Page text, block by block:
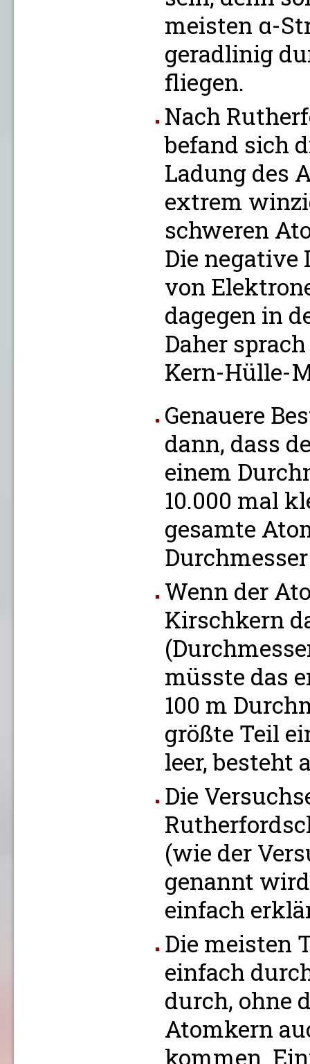
meisten α-
geradlinig
fliegen.
Nach
befand sich
Ladung des
extrem
schweren
Die negative
von
dagegen in
Daher
Kern-Hülle-
Genauere
dann, dass
einem
10.000 mal
gesamte
Durchmesser
Wenn der
Kirschkern
müsste das
100 m
größte Teil
leer, besteht
Die
(wie der
genannt
einfach
Die meisten
einfach
durch, ohne
Atomkern
kommen.